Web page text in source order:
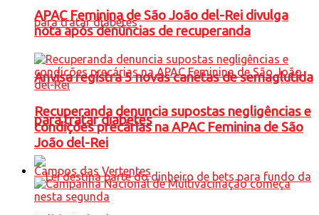
Anvisa registra 5 novas canetas de semaglutida
para tratar diabetes
APAC Feminina de São João del-Rei divulga
nota após denúncias de recuperanda
Recuperanda denuncia supostas negligências e
condições precárias na APAC Feminina de São
João del-Rei
Campos das Vertentes